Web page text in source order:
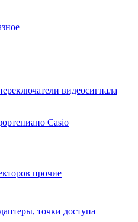
видеосигнала
Casio
прочие
точки доступа